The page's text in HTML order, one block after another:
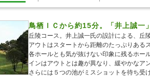
鳥栖ＩＣから約15分。「井上誠一
丘陵コース。井上誠一氏の設計による、丘
アウトはスタートから距離のたっぷりある
各ホールとも気が抜けない印象に残るホー
インはアウトとは趣が異なり、緩やかなア
さらには５つの池がミスショットを待ち受